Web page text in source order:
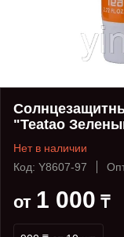
"Teatao
Нет в наличии
Код: Y8607-97
от 1 000 ₸